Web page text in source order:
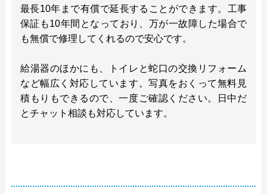
最長10年まで有償で延長することができます。工事
保証も10年間となっており、万が一故障した場合で
も無償で修理してくれるので安心です。
給湯器のほかにも、トイレと蛇口の交換リフォーム
など幅広く対応しています。写真をおくって無料見
積もりもできるので、一度ご確認ください。日中だ
とチャット相談も対応しています。